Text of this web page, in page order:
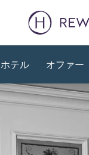
ホテル オファー